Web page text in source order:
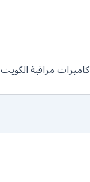
كاميرات مراقبة الكويت